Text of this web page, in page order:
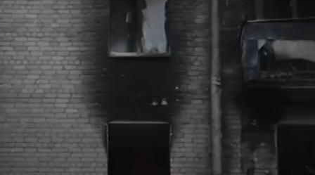
Apple Podcasts